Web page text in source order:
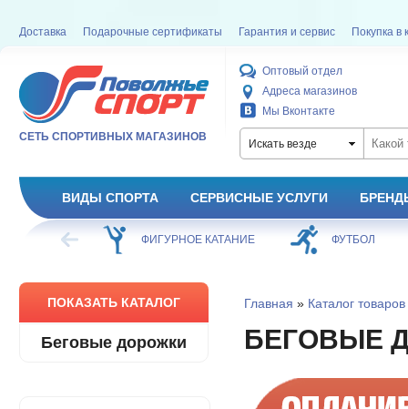
Доставка Подарочные сертификаты Гарантия и сервис Покупка в
СЕТЬ СПОРТИВНЫХ МАГАЗИНОВ
Оптовый отдел
Адреса магазинов
Мы Вконтакте
Искать везде
ВИДЫ СПОРТА СЕРВИСНЫЕ УСЛУГИ
ХОККЕЙ ФИГУРНОЕ КАТАНИЕ ФУТБОЛ
ПОКАЗАТЬ КАТАЛОГ
Беговые дорожки
Главная » Каталог товаров
БЕГОВЫЕ